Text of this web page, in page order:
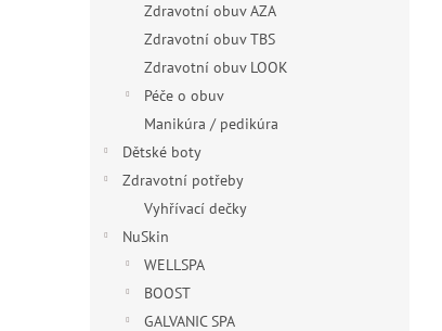
Zdravotní obuv AZA
Zdravotní obuv TBS
Zdravotní obuv LOOK
Péče o obuv
Manikúra / pedikúra
Dětské boty
Zdravotní potřeby
Vyhřívací dečky
NuSkin
WELLSPA
BOOST
GALVANIC SPA